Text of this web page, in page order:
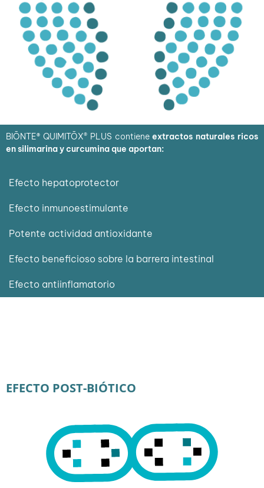
BIŌNTE® QUIMITŌX® PLUS contieneextractos naturales ricos
en silimarina y curcumina que aportan:
Efecto hepatoprotector
Efecto inmunoestimulante
Potente actividad antioxidante
Efecto beneficioso sobre la barrera intestinal
Efecto antiinflamatorio
EFECTO POST-BIÓTICO